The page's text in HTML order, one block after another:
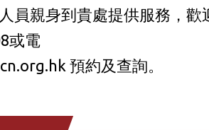
員親身到貴處提供服務，歡
或電
預約及查詢。